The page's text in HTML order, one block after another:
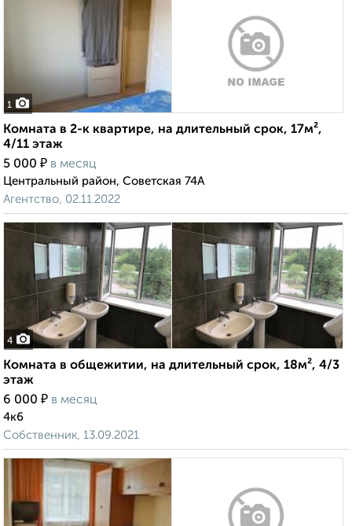
1
Комната в 2-к квартире, на длительный срок, 17м²,
4/11 этаж
5 000 ₽ в месяц
Центральный район, Советская 74А
Агентство, 02.11.2022
4
Комната в общежитии, на длительный срок, 18м², 4/3
этаж
6 000 ₽ в месяц
4к6
Собственник, 13.09.2021